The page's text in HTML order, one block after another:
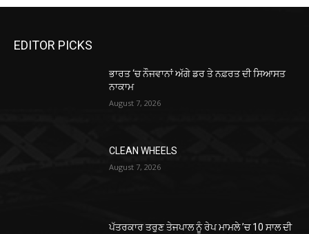
EDITOR PICKS
ਭਾਰਤ ‘ਚ ਨੌਜਵਾਨਾਂ ਅੱਗੇ ਡਰ ਤੇ ਨਫ਼ਰਤ ਦੀ ਸਿਆਸਤ
ਨਾਕਾਮ
August 7, 2026
CLEAN WHEELS
August 7, 2026
ਪੱਤਰਕਾਰ ਤਰੁਣ ਤੇਜਪਾਲ ਨੂੰ ਰੇਪ ਮਾਮਲੇ ’ਚ 10 ਸਾਲ ਦੀ